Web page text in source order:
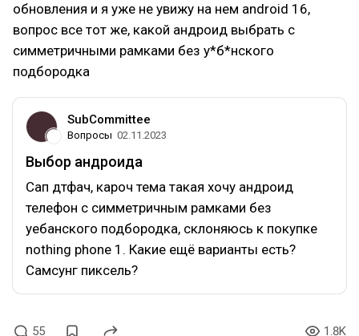
обновления и я уже не увижу на нем android 16,
вопрос все тот же, какой андроид выбрать с
симметричными рамками без у*б*нского
подбородка
SubCommittee
Вопросы 02.11.2023
Выбор андроида
Сап дтфач, кароч тема такая хочу андроид
телефон с симметричным рамками без
уебанского подбородка, склоняюсь к покупке
nothing phone 1. Какие ещё варианты есть?
Самсунг пиксель?
55 1.8K